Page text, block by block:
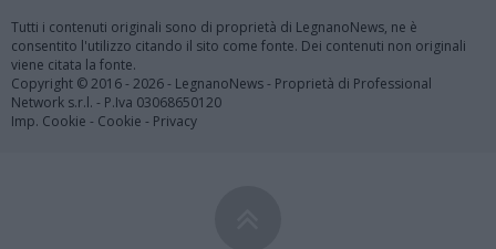
Tutti i contenuti originali sono di proprietà di LegnanoNews, ne è
consentito l'utilizzo citando il sito come fonte. Dei contenuti non originali
viene citata la fonte.
Copyright © 2016 - 2026 - LegnanoNews - Proprietà di Professional
Network s.r.l. - P.Iva 03068650120
Imp. Cookie - Cookie - Privacy